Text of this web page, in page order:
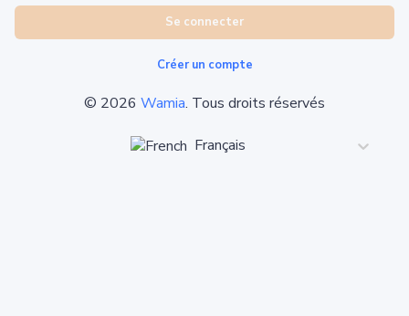
Se connecter
Créer un compte
© 2026 Wamia. Tous droits réservés
Français